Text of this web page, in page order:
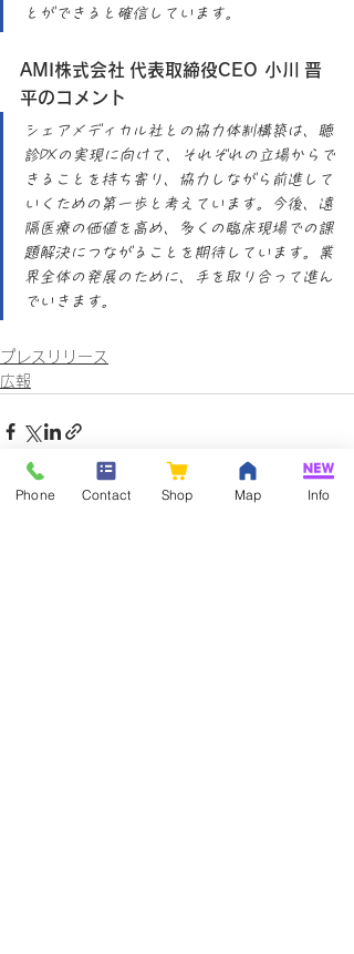
とができると確信しています。
AMI株式会社 代表取締役CEO 小川 晋
平のコメント
シェアメディカル社との協力体制構築は、聴
診DXの実現に向けて、それぞれの立場からで
きることを持ち寄り、協力しながら前進して
いくための第一歩と考えています。今後、遠
隔医療の価値を高め、多くの臨床現場での課
題解決につながることを期待しています。業
界全体の発展のために、手を取り合って進ん
でいきます。
プレスリリース
広報
Phone Contact Shop Map Info